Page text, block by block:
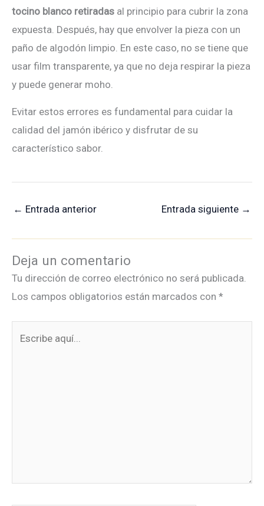
tocino blanco retiradas al principio para cubrir la zona
expuesta. Después, hay que envolver la pieza con un
paño de algodón limpio. En este caso, no se tiene que
usar film transparente, ya que no deja respirar la pieza
y puede generar moho.
Evitar estos errores es fundamental para cuidar la
calidad del jamón ibérico y disfrutar de su
característico sabor.
← Entrada anterior Entrada siguiente →
Deja un comentario
Tu dirección de correo electrónico no será publicada.
Los campos obligatorios están marcados con *